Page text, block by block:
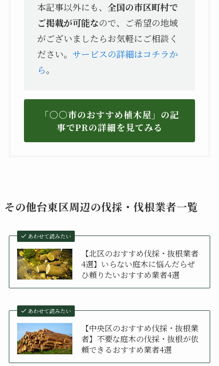
本記事以外にも、 全国の市区町村で
ご掲載が可能なので、ご希望の地域
がございましたらお気軽にご相談く
ださい。 サービスの詳細はコチラか
ら。
「〇〇市のおすすめ植木屋」の記
事でPRの詳細を見てみる
その他台東区周辺の伐採・伐根業者一覧
あわせて読みたい
【北区のおすすめ伐採・抜根業者
4選】いらない庭木に悩んだらぜ
ひ頼りたいおすすめ業者4選
あわせて読みたい
【中央区のおすすめ伐採・抜根業
者】不要な庭木の伐採・抜根が依
頼できるおすすめ業者4選